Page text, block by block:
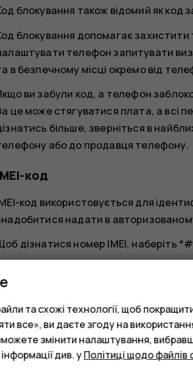
блокування також відомий як код
блокування допомагає
телефон запитувати
в безпечному місці окремо від
ви забули код, а телефон
це може стягуватися плата, а всі
більше, зверніться в
або до продавця телефону.
код
код використовується для
надати в
дізнатися номер IMEI, наберіть
Код IMEI Вашого телефону також
від моделі телефону. Якщо у
під панеллю.
IMEI також міститься на
і блокування телефона
та схожі технології, щоб
все», ви даєте згоду на
змінити налаштування,
див. уПолітиці щодо файлів